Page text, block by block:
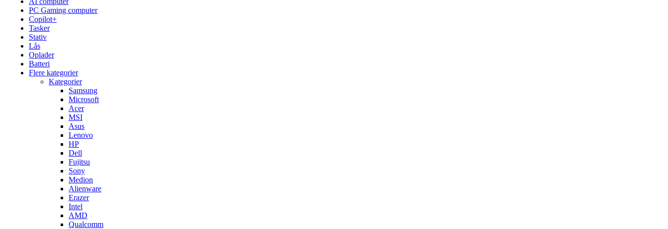
PC Gaming computer
Copilot+
Tasker
Stativ
Lås
Oplader
Batteri
Flere kategorier
Kategorier
Samsung
Microsoft
Acer
MSI
Asus
Lenovo
HP
Dell
Fujitsu
Sony
Medion
Alienware
Erazer
Intel
AMD
Qualcomm